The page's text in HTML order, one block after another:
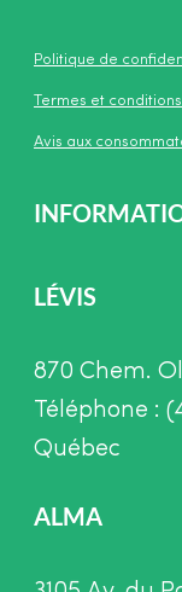
Politique de
Termes et
Avis aux
LÉVIS
870 Chem.
Téléphone :
Québec
ALMA